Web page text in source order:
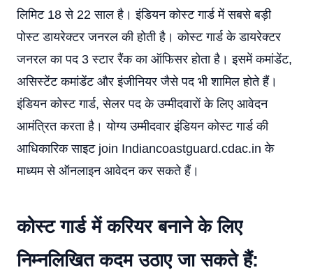
लिमिट 18 से 22 साल है। इंडियन कोस्ट गार्ड में सबसे बड़ी
पोस्ट डायरेक्टर जनरल की होती है। कोस्ट गार्ड के डायरेक्टर
जनरल का पद 3 स्टार रैंक का ऑफिसर होता है। इसमें कमांडेंट,
असिस्टेंट कमांडेंट और इंजीनियर जैसे पद भी शामिल होते हैं।
इंडियन कोस्ट गार्ड, सेलर पद के उम्मीदवारों के लिए आवेदन
आमंत्रित करता है। योग्य उम्मीदवार इंडियन कोस्ट गार्ड की
आधिकारिक साइट join Indiancoastguard.cdac.in के
माध्यम से ऑनलाइन आवेदन कर सकते हैं।
कोस्ट गार्ड में करियर बनाने के लिए
निम्नलिखित कदम उठाए जा सकते हैं: